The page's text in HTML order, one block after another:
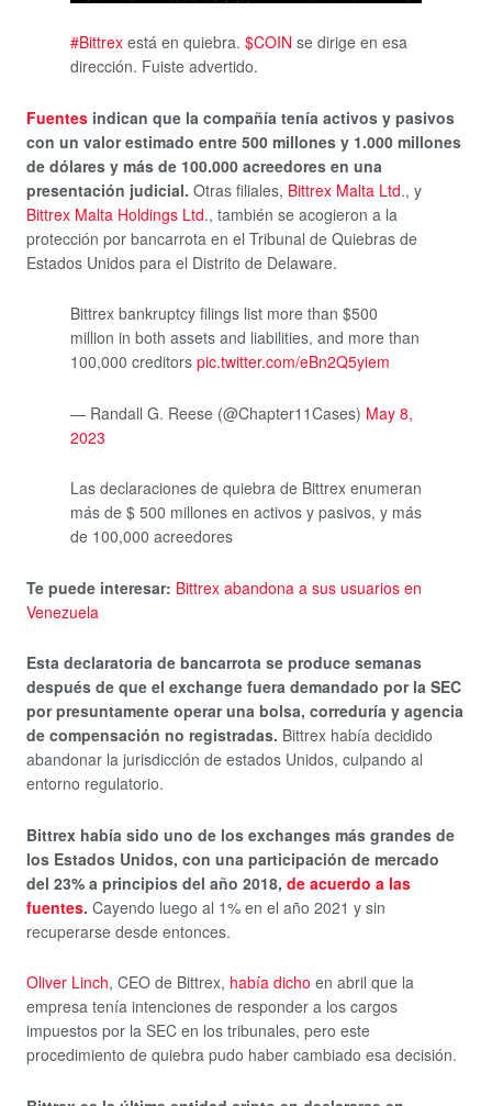
#Bittrex está en quiebra. $COIN se dirige en esa
dirección. Fuiste advertido.
Fuentes indican que la compañía tenía activos y pasivos
con un valor estimado entre 500 millones y 1.000 millones
de dólares y más de 100.000 acreedores en una
presentación judicial. Otras filiales, Bittrex Malta Ltd., y
Bittrex Malta Holdings Ltd., también se acogieron a la
protección por bancarrota en el Tribunal de Quiebras de
Estados Unidos para el Distrito de Delaware.
Bittrex bankruptcy filings list more than $500
million in both assets and liabilities, and more than
100,000 creditors pic.twitter.com/eBn2Q5yiem
— Randall G. Reese (@Chapter11Cases) May 8,
2023
Las declaraciones de quiebra de Bittrex enumeran
más de $ 500 millones en activos y pasivos, y más
de 100,000 acreedores
Te puede interesar: Bittrex abandona a sus usuarios en
Venezuela
Esta declaratoria de bancarrota se produce semanas
después de que el exchange fuera demandado por la SEC
por presuntamente operar una bolsa, correduría y agencia
de compensación no registradas. Bittrex había decidido
abandonar la jurisdicción de estados Unidos, culpando al
entorno regulatorio.
Bittrex había sido uno de los exchanges más grandes de
los Estados Unidos, con una participación de mercado
del 23% a principios del año 2018, de acuerdo a las
fuentes. Cayendo luego al 1% en el año 2021 y sin
recuperarse desde entonces.
Oliver Linch, CEO de Bittrex, había dicho en abril que la
empresa tenía intenciones de responder a los cargos
impuestos por la SEC en los tribunales, pero este
procedimiento de quiebra pudo haber cambiado esa decisión.